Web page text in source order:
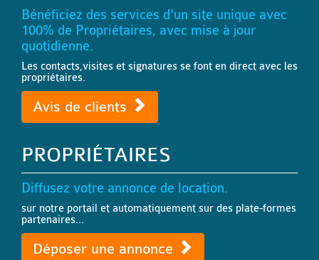
Bénéficiez des services d'un site unique avec
100% de Propriétaires, avec mise à jour
quotidienne.
Les contacts,visites et signatures se font en direct avec les
propriétaires.
Avis de clients
PROPRIÉTAIRES
Diffusez votre annonce de location.
sur notre portail et automatiquement sur des plate-formes
partenaires...
Déposer une annonce